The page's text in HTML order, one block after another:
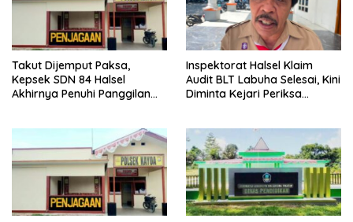
Takut Dijemput Paksa,
Kepsek SDN 84 Halsel
Akhirnya Penuhi Panggilan
Inspektorat Halsel Klaim
Audit BLT Labuha Selesai, Kini
Diminta Kejari Periksa